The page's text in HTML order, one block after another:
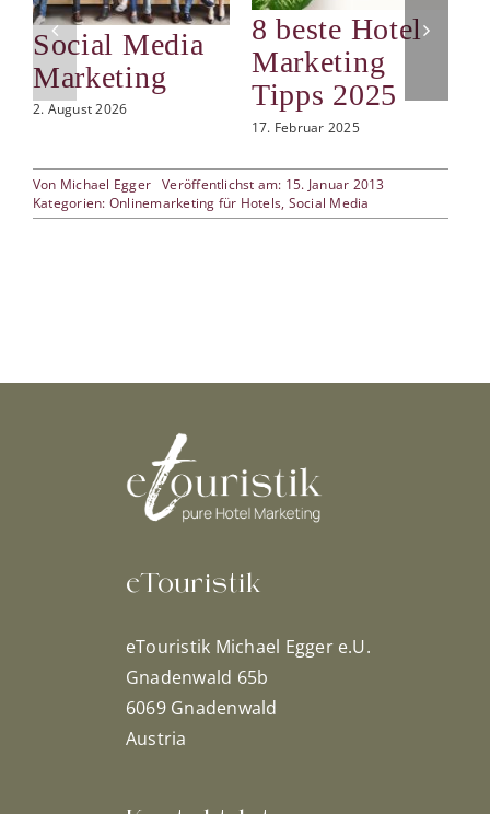
Social Media
Marketing
2. August 2026
8 beste Hotel
Marketing
Tipps 2025
17. Februar 2025
Von Michael Egger Veröffentlichst am: 15. Januar 2013
Kategorien: Onlinemarketing für Hotels, Social Media
eTouristik
eTouristik Michael Egger e.U.
Gnadenwald 65b
6069 Gnadenwald
Austria